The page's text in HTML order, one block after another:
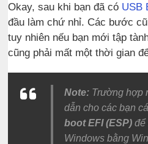
Okay, sau khi bạn đã có USB
đầu làm chứ nhỉ. Các bước
tuy nhiên nếu bạn mới tập
cũng phải mất một thời gian
Note: Trường hợp
dẫn cho các bạn
boot EFI (ESP) để
Windows bằng